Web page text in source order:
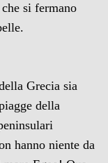
si fermano
Grecia sia
della
hanno niente da